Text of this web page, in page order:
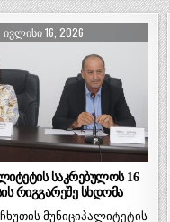
ᲘᲕᲚᲘᲡᲘ 16, 2026
საკრებულოს 16
რიგგარეშე სხდომა
მუნიციპალიტეტის